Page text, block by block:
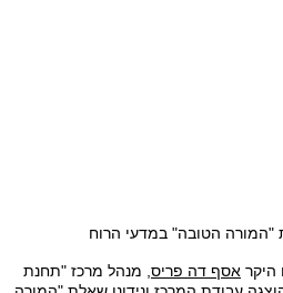
"המורה הטובה" במדעי הרוח
היקר אסף דה פריס , מנהל מרכז "תחנת